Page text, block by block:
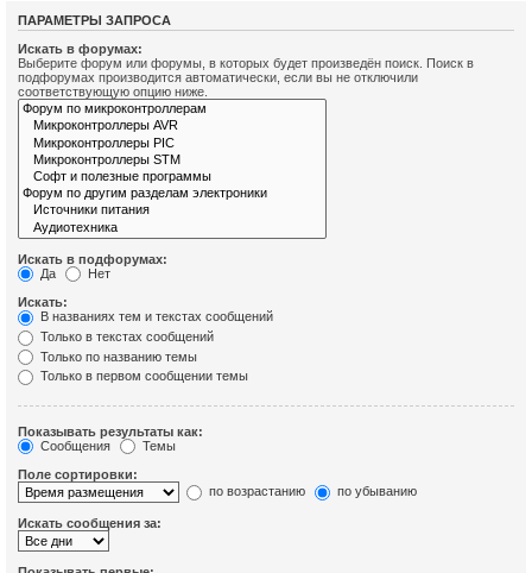
ПАРАМЕТРЫ ЗАПРОСА
Искать в форумах:
Выберите форум или форумы, в которых будет произведён поиск. Поиск в
подфорумах производится автоматически, если вы не отключили
соответствующую опцию ниже.
Искать в подфорумах:
Да
Нет
Искать:
В названиях тем и текстах сообщений
Только в текстах сообщений
Только по названию темы
Только в первом сообщении темы
Показывать результаты как:
Сообщения
Темы
Поле сортировки:
по возрастанию
по убыванию
Искать сообщения за: